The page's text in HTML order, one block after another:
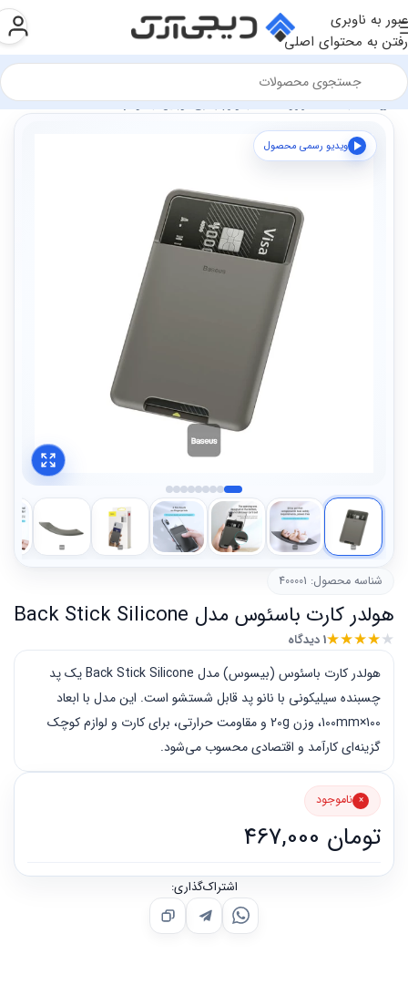
عبور به ناوبری
رفتن به محتوای اصلی
فروشگاه سخت افزار و قطعات لوازم جانبی موبایل هولدر
ویدیو رسمی محصول
شناسه محصول: 400001
هولدر کارت باسئوس مدل Back Stick Silicone
★★★★★ 1 دیدگاه
هولدر کارت باسئوس (بیسوس) مدل Back Stick Silicone یک پد
چسبنده سیلیکونی با نانو پد قابل شستشو است. این مدل با ابعاد
100×100mm، وزن 20g و مقاومت حرارتی، برای کارت و لوازم کوچک
گزینه‌ای کارآمد و اقتصادی محسوب می‌شود.
تومان
ناموجود
اشتراک‌گذاری: